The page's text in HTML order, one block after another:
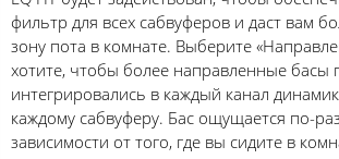
фильтр для всех сабвуферов и даст вам
зону пота в комнате. Выберите
хотите, чтобы более направленные басы
интегрировались в каждый канал
каждому сабвуферу. Бас ощущается по-
зависимости от того, где вы сидите в